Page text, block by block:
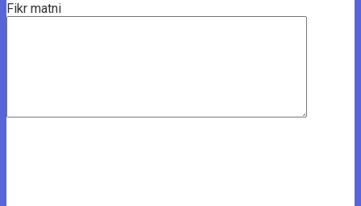
Fikr matni